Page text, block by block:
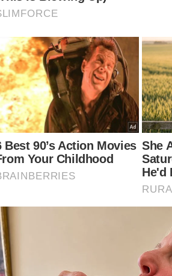
"Ayuh, bersama-sama kita
yang lebih mampan dengan
untuk kesejahteraan Malaysia.
Sedunia 2025,” kata Fadillah.-
Artikel Berkaitan:
Isu perpindahan kuil: Semua
kaum
Piala Malaysia: Stadium
timbal balik kedua Sabah FC
Muat turun aplikasi Sinar